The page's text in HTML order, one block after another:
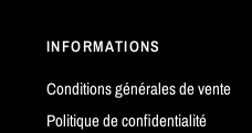
INFORMATIONS
Conditions générales de vente
Politique de confidentialité